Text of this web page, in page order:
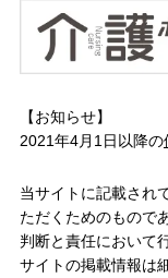
【お知らせ】
2021年4月1日以降の
当サイトに記載され
ただくためのもので
判断と責任において
サイトの掲載情報は